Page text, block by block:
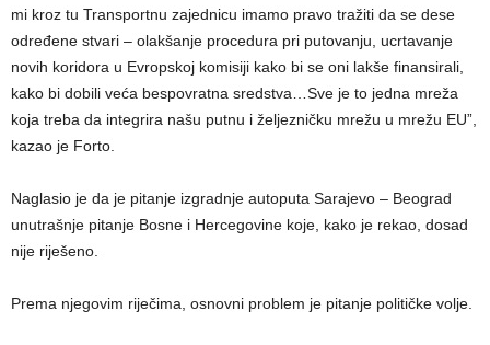
mi kroz tu Transportnu zajednicu imamo pravo tražiti da se dese
određene stvari – olakšanje procedura pri putovanju, ucrtavanje
novih koridora u Evropskoj komisiji kako bi se oni lakše finansirali,
kako bi dobili veća bespovratna sredstva…Sve je to jedna mreža
koja treba da integrira našu putnu i željezničku mrežu u mrežu EU”,
kazao je Forto.
Naglasio je da je pitanje izgradnje autoputa Sarajevo – Beograd
unutrašnje pitanje Bosne i Hercegovine koje, kako je rekao, dosad
nije riješeno.
Prema njegovim riječima, osnovni problem je pitanje političke volje.